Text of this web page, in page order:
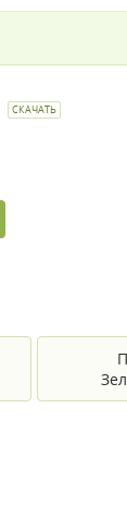
СКАЧАТЬ